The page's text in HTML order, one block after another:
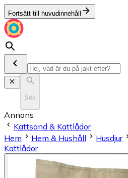
Fortsätt till huvudinnehåll
Sök
Annons
Kattsand & Kattlådor
Hem
Hem & Hushåll Husdjur
Kattlådor